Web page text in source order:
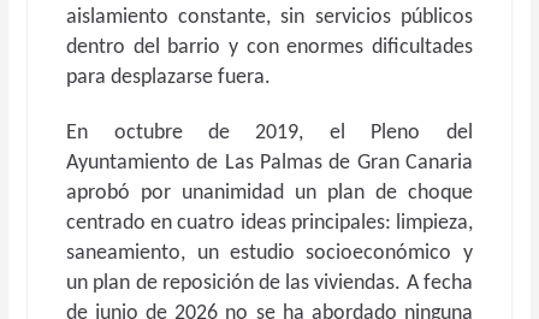
aislamiento constante, sin servicios públicos
dentro del barrio y con enormes dificultades
para desplazarse fuera.
En octubre de 2019, el Pleno del
Ayuntamiento de Las Palmas de Gran Canaria
aprobó por unanimidad un plan de choque
centrado en cuatro ideas principales: limpieza,
saneamiento, un estudio socioeconómico y
un plan de reposición de las viviendas. A fecha
de junio de 2026 no se ha abordado ninguna